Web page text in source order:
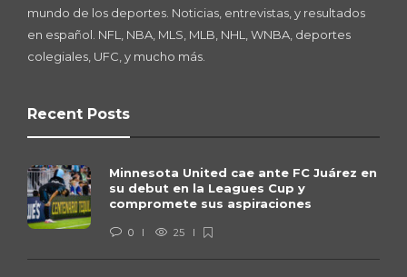
mundo de los deportes. Noticias, entrevistas, y resultados
en español. NFL, NBA, MLS, MLB, NHL, WNBA, deportes
colegiales, UFC, y mucho más.
Recent Posts
Minnesota United cae ante FC Juárez en
su debut en la Leagues Cup y
compromete sus aspiraciones
0 25